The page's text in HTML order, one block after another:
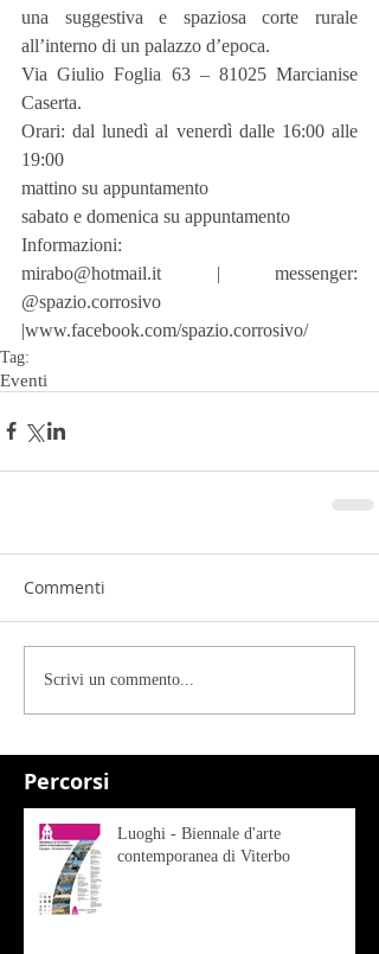
Percorsi
una suggestiva e spaziosa corte rurale
all’interno di un palazzo d’epoca.
Via Giulio Foglia 63 – 81025 Marcianise
Caserta.
Orari: dal lunedì al venerdì dalle 16:00 alle
19:00
mattino su appuntamento
sabato e domenica su appuntamento
Informazioni:
mirabo@hotmail.it | messenger:
@spazio.corrosivo
|www.facebook.com/spazio.corrosivo/
Tag:
Eventi
Commenti
Scrivi un commento...
Luoghi - Biennale d'arte
contemporanea di Viterbo